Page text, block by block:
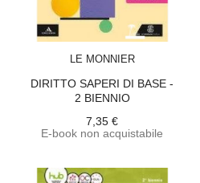
LE MONNIER
DIRITTO SAPERI DI BASE -
2 BIENNIO
7,35 €
E-book non acquistabile